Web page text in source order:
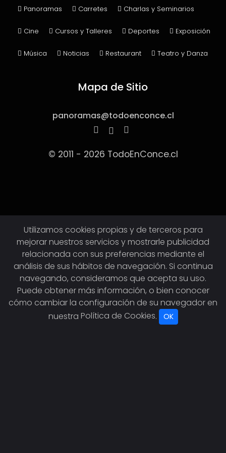
Panoramas Carretes Charlas y Seminarios
Cine Cursos y Talleres Deportes Exposición
Música Noticias Restaurant Teatro y Danza
Mapa de Sitio
panoramas@todoenconce.cl
© 2011 - 2026 TodoEnConce.cl
Utilizamos cookies propias y de terceros para
mejorar nuestros servicios y mostrarle publicidad
relacionada con sus preferencias mediante el
análisis de sus hábitos de navegación. Si continua
navegando, consideramos que acepta su uso.
Puede obtener más información, o bien conocer
cómo cambiar la configuración de su navegador en
nuestra Política de Cookies. OK